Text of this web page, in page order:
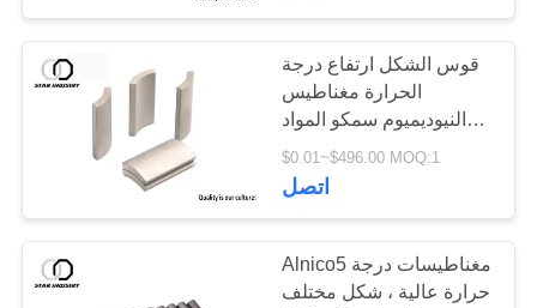
أخبار
إطار جهاز التعدين
20
قوس الشكل ارتفاع درجة
الحرارة مغناطيس
النيوديميوم سمكو المواد
عالية الدقة الأبعاد
$0.01~$496.00 MOQ:1
اتصل
Alnico5 مغناطيسات درجة
حرارة عالية ، شكل مختلف